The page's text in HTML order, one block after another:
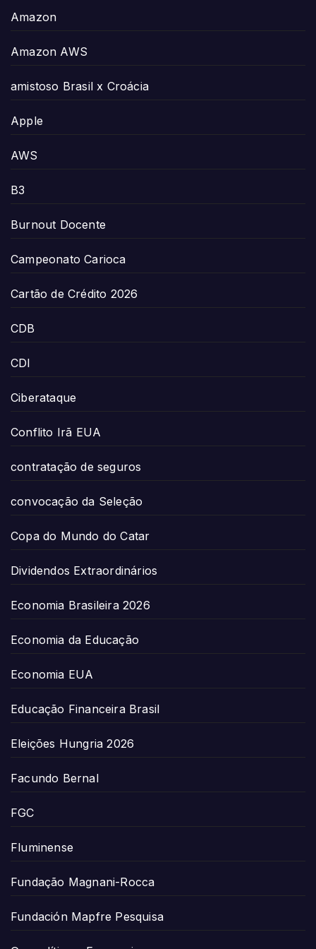
Amazon
Amazon AWS
amistoso Brasil x Croácia
Apple
AWS
B3
Burnout Docente
Campeonato Carioca
Cartão de Crédito 2026
CDB
CDI
Ciberataque
Conflito Irã EUA
contratação de seguros
convocação da Seleção
Copa do Mundo do Catar
Dividendos Extraordinários
Economia Brasileira 2026
Economia da Educação
Economia EUA
Educação Financeira Brasil
Eleições Hungria 2026
Facundo Bernal
FGC
Fluminense
Fundação Magnani-Rocca
Fundación Mapfre Pesquisa